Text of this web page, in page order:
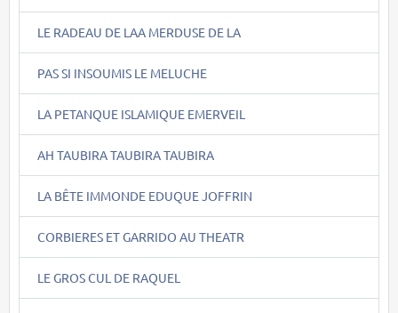
LE RADEAU DE LAA MERDUSE DE LA
PAS SI INSOUMIS LE MELUCHE
LA PETANQUE ISLAMIQUE EMERVEIL
AH TAUBIRA TAUBIRA TAUBIRA
LA BÊTE IMMONDE EDUQUE JOFFRIN
CORBIERES ET GARRIDO AU THEATR
LE GROS CUL DE RAQUEL